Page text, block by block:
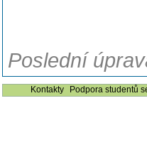
Poslední
Kontakty
Podpora studentů